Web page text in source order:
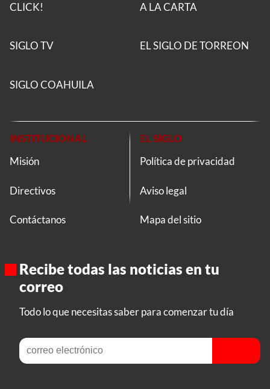
CLICK! A LA CARTA
SIGLO TV EL SIGLO DE TORREON
SIGLO COAHUILA
INSTITUCIONAL
Misión
Directivos
Contáctanos
EL SIGLO
Política de privacidad
Aviso legal
Mapa del sitio
Recibe todas las noticias en tu
correo
Todo lo que necesitas saber para comenzar tu día